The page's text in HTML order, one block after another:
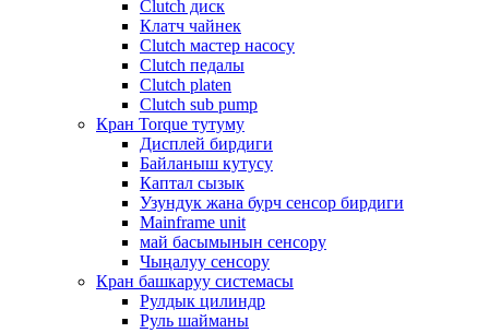
Clutch диск
Клатч чайнек
Clutch мастер насосу
Clutch педалы
Clutch platen
Clutch sub pump
Кран Torque тутуму
Дисплей бирдиги
Байланыш кутусу
Каптал сызык
Узундук жана бурч сенсор бирдиги
Mainframe unit
май басымынын сенсору
Чыңалуу сенсору
Кран башкаруу системасы
Рулдык цилиндр
Руль шайманы